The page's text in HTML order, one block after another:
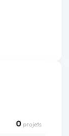
0 projets